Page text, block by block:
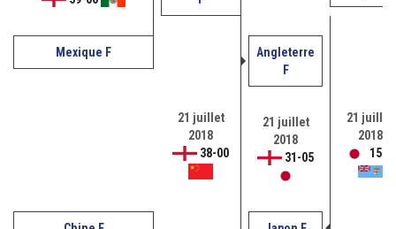
21 juillet
2018
38-00
21 juillet
2018
15-
Mexique F
Angleterre
F
21 juillet
2018
31-05